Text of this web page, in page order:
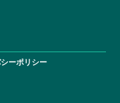
ーポリシー